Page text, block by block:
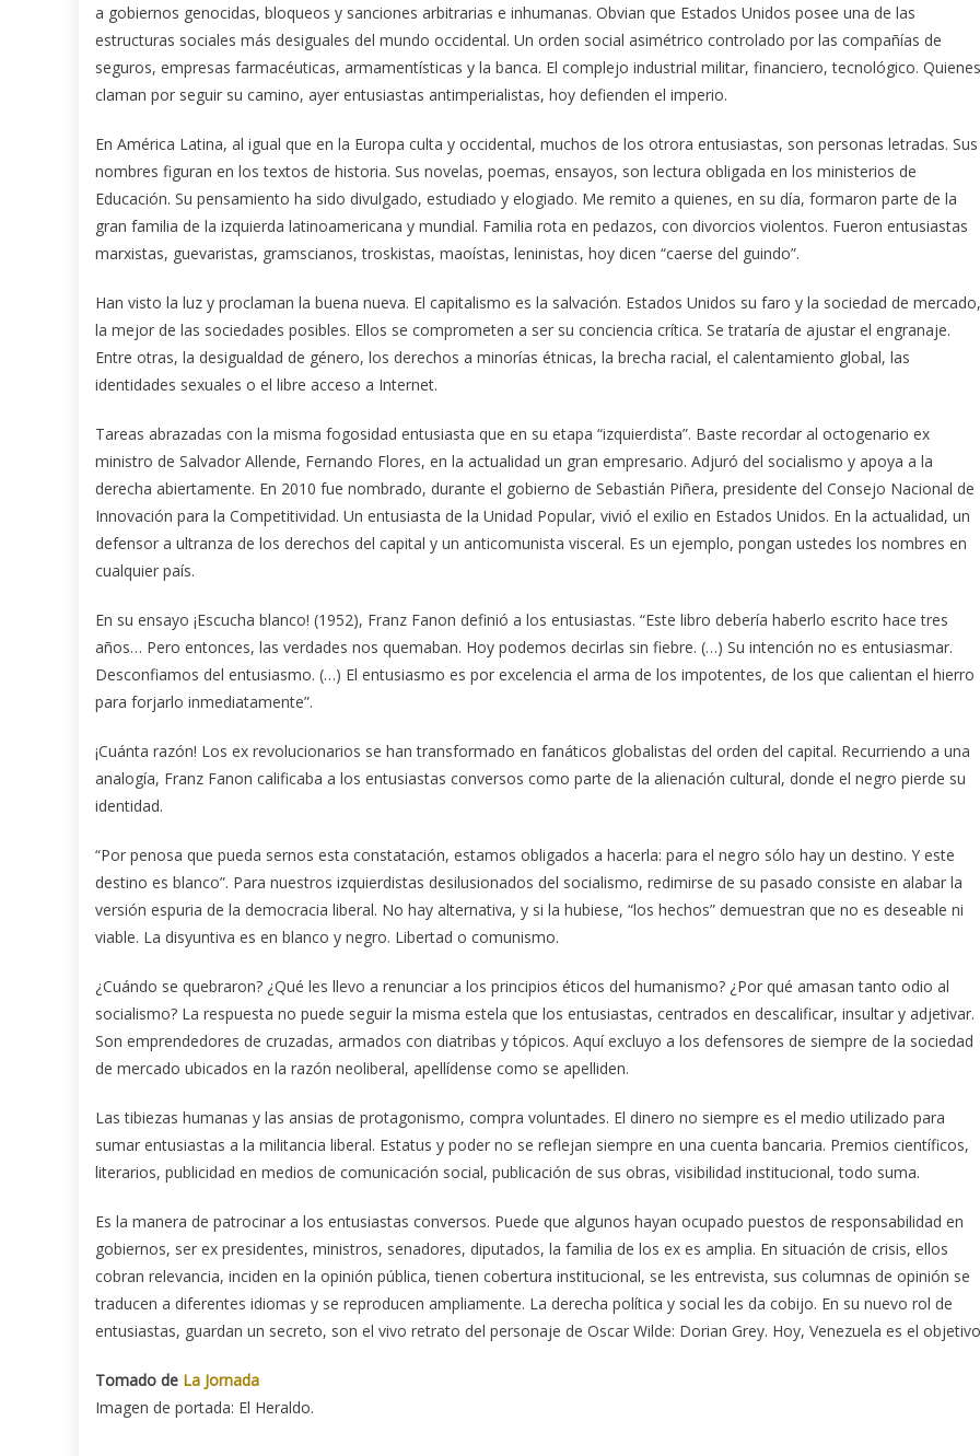
a gobiernos genocidas, bloqueos y sanciones arbitrarias e inhumanas. Obvian que Estados Unidos posee una de las
estructuras sociales más desiguales del mundo occidental. Un orden social asimétrico controlado por las compañías de
seguros, empresas farmacéuticas, armamentísticas y la banca. El complejo industrial militar, financiero, tecnológico. Quienes
claman por seguir su camino, ayer entusiastas antimperialistas, hoy defienden el imperio.
En América Latina, al igual que en la Europa culta y occidental, muchos de los otrora entusiastas, son personas letradas. Sus
nombres figuran en los textos de historia. Sus novelas, poemas, ensayos, son lectura obligada en los ministerios de
Educación. Su pensamiento ha sido divulgado, estudiado y elogiado. Me remito a quienes, en su día, formaron parte de la
gran familia de la izquierda latinoamericana y mundial. Familia rota en pedazos, con divorcios violentos. Fueron entusiastas
marxistas, guevaristas, gramscianos, troskistas, maoístas, leninistas, hoy dicen “caerse del guindo”.
Han visto la luz y proclaman la buena nueva. El capitalismo es la salvación. Estados Unidos su faro y la sociedad de mercado,
la mejor de las sociedades posibles. Ellos se comprometen a ser su conciencia crítica. Se trataría de ajustar el engranaje.
Entre otras, la desigualdad de género, los derechos a minorías étnicas, la brecha racial, el calentamiento global, las
identidades sexuales o el libre acceso a Internet.
Tareas abrazadas con la misma fogosidad entusiasta que en su etapa “izquierdista”. Baste recordar al octogenario ex
ministro de Salvador Allende, Fernando Flores, en la actualidad un gran empresario. Adjuró del socialismo y apoya a la
derecha abiertamente. En 2010 fue nombrado, durante el gobierno de Sebastián Piñera, presidente del Consejo Nacional de
Innovación para la Competitividad. Un entusiasta de la Unidad Popular, vivió el exilio en Estados Unidos. En la actualidad, un
defensor a ultranza de los derechos del capital y un anticomunista visceral. Es un ejemplo, pongan ustedes los nombres en
cualquier país.
En su ensayo ¡Escucha blanco! (1952), Franz Fanon definió a los entusiastas. “Este libro debería haberlo escrito hace tres
años… Pero entonces, las verdades nos quemaban. Hoy podemos decirlas sin fiebre. (…) Su intención no es entusiasmar.
Desconfiamos del entusiasmo. (…) El entusiasmo es por excelencia el arma de los impotentes, de los que calientan el hierro
para forjarlo inmediatamente”.
¡Cuánta razón! Los ex revolucionarios se han transformado en fanáticos globalistas del orden del capital. Recurriendo a una
analogía, Franz Fanon calificaba a los entusiastas conversos como parte de la alienación cultural, donde el negro pierde su
identidad.
“Por penosa que pueda sernos esta constatación, estamos obligados a hacerla: para el negro sólo hay un destino. Y este
destino es blanco”. Para nuestros izquierdistas desilusionados del socialismo, redimirse de su pasado consiste en alabar la
versión espuria de la democracia liberal. No hay alternativa, y si la hubiese, “los hechos” demuestran que no es deseable ni
viable. La disyuntiva es en blanco y negro. Libertad o comunismo.
¿Cuándo se quebraron? ¿Qué les llevo a renunciar a los principios éticos del humanismo? ¿Por qué amasan tanto odio al
socialismo? La respuesta no puede seguir la misma estela que los entusiastas, centrados en descalificar, insultar y adjetivar.
Son emprendedores de cruzadas, armados con diatribas y tópicos. Aquí excluyo a los defensores de siempre de la sociedad
de mercado ubicados en la razón neoliberal, apellídense como se apelliden.
Las tibiezas humanas y las ansias de protagonismo, compra voluntades. El dinero no siempre es el medio utilizado para
sumar entusiastas a la militancia liberal. Estatus y poder no se reflejan siempre en una cuenta bancaria. Premios científicos,
literarios, publicidad en medios de comunicación social, publicación de sus obras, visibilidad institucional, todo suma.
Es la manera de patrocinar a los entusiastas conversos. Puede que algunos hayan ocupado puestos de responsabilidad en
gobiernos, ser ex presidentes, ministros, senadores, diputados, la familia de los ex es amplia. En situación de crisis, ellos
cobran relevancia, inciden en la opinión pública, tienen cobertura institucional, se les entrevista, sus columnas de opinión se
traducen a diferentes idiomas y se reproducen ampliamente. La derecha política y social les da cobijo. En su nuevo rol de
entusiastas, guardan un secreto, son el vivo retrato del personaje de Oscar Wilde: Dorian Grey. Hoy, Venezuela es el
Tomado de La Jornada
Imagen de portada: El Heraldo.